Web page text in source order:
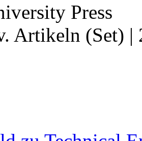
Press
Artikeln (Set) |